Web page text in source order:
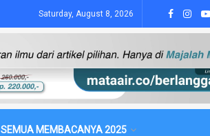
Saturday, August 8, 2026
SEMUA MEMBACANYA 2025